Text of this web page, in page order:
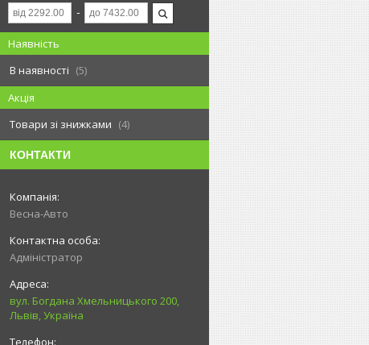
Наявність
В наявності
5
Акція
Товари зі знижками
4
КОНТАКТИ
Весна-Авто
Адміністратор
вул. Богдана Хмельницького 200,
Львів, Україна